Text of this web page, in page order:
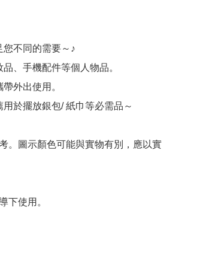
不同的需要～♪
、手機配件等個人物品。
外出使用。
於擺放銀包/ 紙巾等必需品～
。圖示顏色可能與實物有別，應以實
下使用。